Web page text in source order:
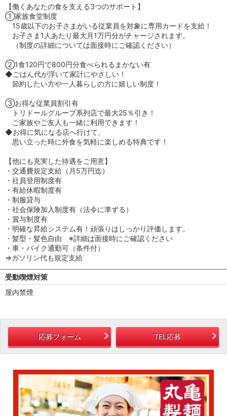
【働くあなたの食を支える3つのサポート】
①家族食堂制度
15歳以下のお子さまがいる従業員を対象に専用カードを支給！
お子さま1人あたり最大月1万円分がチャージされます。
（制度の詳細については面接時にご確認ください）
②1食120円で800円分食べられるまかない有
◆ごはん代が浮いて家計にやさしい！
節約したい方や一人暮らしの方に嬉しい制度！
③お得な従業員割引有
トリドールグループ系列店で最大25％引き！
ご家族やご友人も一緒に利用できます！
◆お得に気になる店へ行けて、
思い立った時に外食を気軽に楽しめる特典です！
【他にも充実した待遇をご用意】
・交通費規定支給（月5万円迄）
・社員登用制度有
・有給休暇制度有
・制服貸与
・社会保険加入制度有（法令に準ずる）
・賞与制度有
・明確な昇給システム有！頑張りはしっかり評価します。
・髪型・髪色自由 ※詳細は面接時にご確認ください
・車・バイク通勤可（条件付）
⇒ガソリン代も規定支給
受動喫煙対策
屋内禁煙
応募フォーム TEL応募